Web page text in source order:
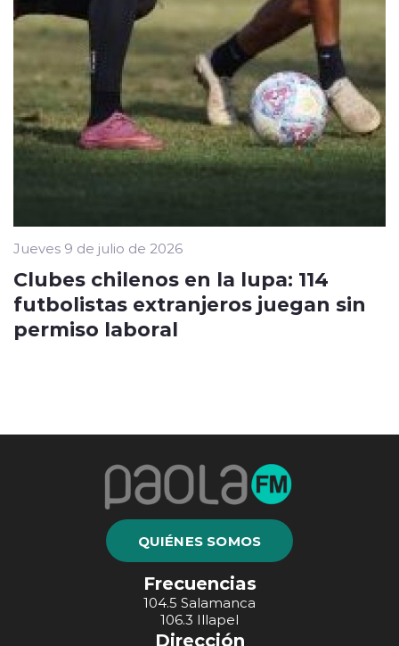
Jueves 9 de julio de 2026
Clubes chilenos en la lupa: 114
futbolistas extranjeros juegan sin
permiso laboral
QUIÉNES SOMOS
Frecuencias
104.5 Salamanca
106.3 Illapel
Dirección